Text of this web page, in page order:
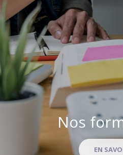
Nos
EN